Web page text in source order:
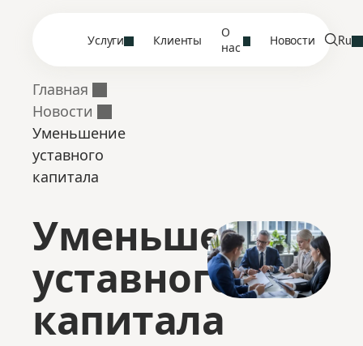
Услуги Клиенты
О
нас
Новости Ru
Главная
Новости
Уменьшение
уставного
капитала
Уменьшение
уставного
капитала